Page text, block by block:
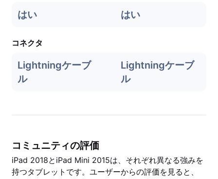
はい はい
コネクタ
Lightningケーブ
ル
Lightningケーブ
ル
コミュニティの評価
iPad 2018とiPad Mini 2015は、それぞれ異なる強みを
持つタブレットです。ユーザーからの評価を見ると、